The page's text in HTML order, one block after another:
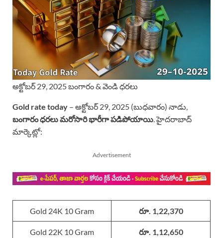
అక్టోబర్ 29, 2025 బంగారం & వెండి ధరలు
Gold rate today – అక్టోబర్ 29, 2025 (బుధవారం) నాడు,
బంగారం ధరలు మరోసారి భారీగా పడిపోయాయి. హైదరాబాద్
మార్కెట్లో:
Advertisement
Gold 24K 10 Gram రూ. 1,22,370
Gold 22K 10 Gram రూ. 1,12,650